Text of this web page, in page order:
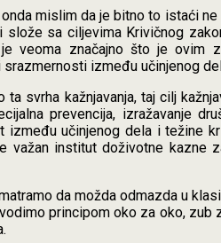
mislim da je bitno to istaći
slože sa ciljevima Krivičnog
veoma značajno što je ovim
između učinjenog
ta svrha kažnjavanja, taj cilj
prevencija, izražavanje
između učinjenog dela i težine
važan institut doživotne kazne
da možda odmazda u
principom oko za oko,